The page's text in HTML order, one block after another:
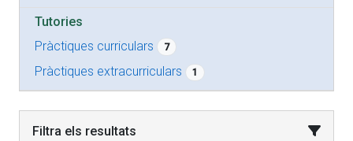
Tutories
Pràctiques curriculars
7
Pràctiques extracurriculars 1
Filtra els resultats